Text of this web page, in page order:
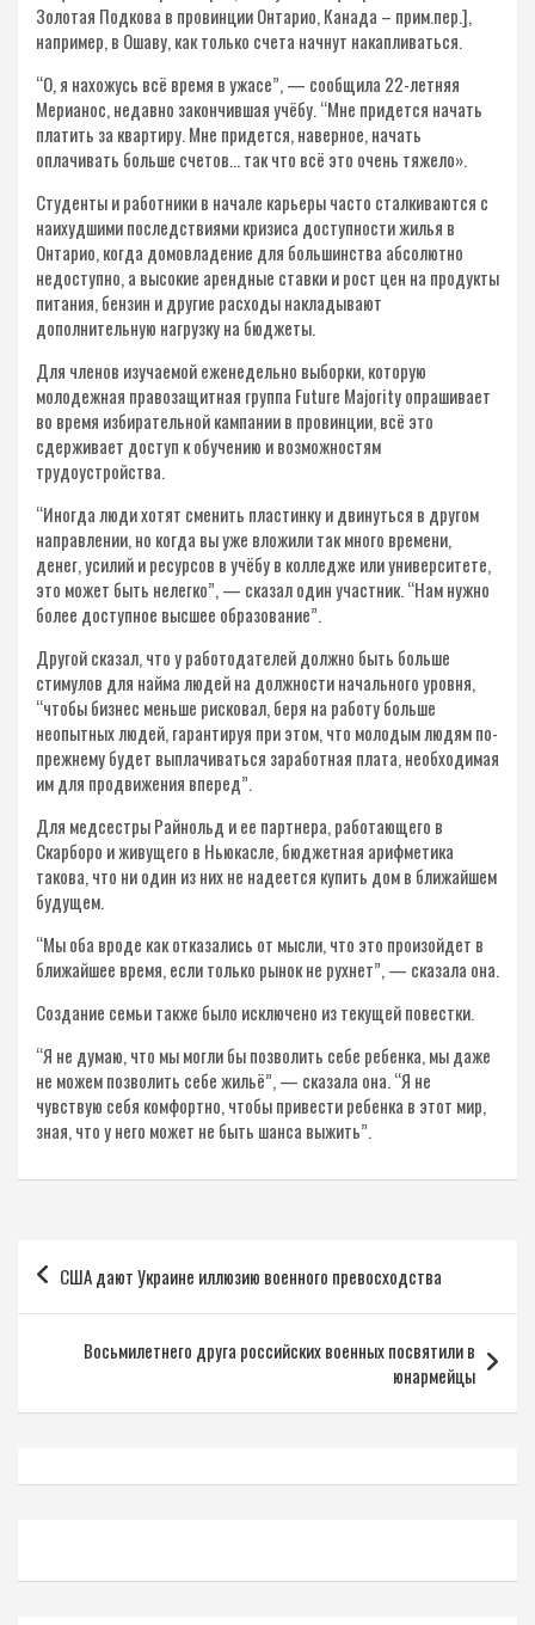
Золотая Подкова в провинции Онтарио, Канада – прим.пер.],
например, в Ошаву, как только счета начнут накапливаться.
“О, я нахожусь всё время в ужасе”, — сообщила 22-​летняя
Мерианос, недавно закончившая учёбу. “Мне придется начать
платить за квартиру. Мне придется, наверное, начать
оплачивать больше счетов… так что всё это очень тяжело».
Студенты и работники в начале карьеры часто сталкиваются с
наихудшими последствиями кризиса доступности жилья в
Онтарио, когда домовладение для большинства абсолютно
недоступно, а высокие арендные ставки и рост цен на продукты
питания, бензин и другие расходы накладывают
дополнительную нагрузку на бюджеты.
Для членов изучаемой еженедельно выборки, которую
молодежная правозащитная группа Future Majority опрашивает
во время избирательной кампании в провинции, всё это
сдерживает доступ к обучению и возможностям
трудоустройства.
“Иногда люди хотят сменить пластинку и двинуться в другом
направлении, но когда вы уже вложили так много времени,
денег, усилий и ресурсов в учёбу в колледже или университете,
это может быть нелегко”, — сказал один участник. “Нам нужно
более доступное высшее образование”.
Другой сказал, что у работодателей должно быть больше
стимулов для найма людей на должности начального уровня,
“чтобы бизнес меньше рисковал, беря на работу больше
неопытных людей, гарантируя при этом, что молодым людям по-​
прежнему будет выплачиваться заработная плата, необходимая
им для продвижения вперед”.
Для медсестры Райнольд и ее партнера, работающего в
Скарборо и живущего в Ньюкасле, бюджетная арифметика
такова, что ни один из них не надеется купить дом в ближайшем
будущем.
“Мы оба вроде как отказались от мысли, что это произойдет в
ближайшее время, если только рынок не рухнет”, — сказала она.
Создание семьи также было исключено из текущей повестки.
“Я не думаю, что мы могли бы позволить себе ребенка, мы даже
не можем позволить себе жильё”, — сказала она. “Я не
чувствую себя комфортно, чтобы привести ребенка в этот мир,
зная, что у него может не быть шанса выжить”.
Навигация
по
записям
США дают Украине иллюзию военного превосходства
Восьмилетнего друга российских военных посвятили в
юнармейцы